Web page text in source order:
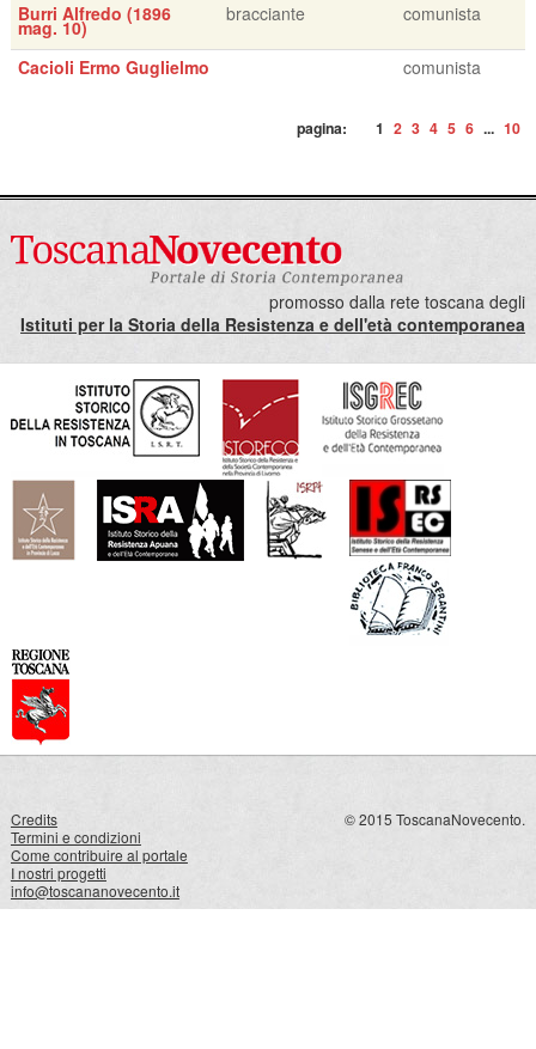
Burri Alfredo (1896
mag. 10)
bracciante comunista
Cacioli Ermo Guglielmo comunista
pagina: 1 2 3 4 5 6 ... 10
promosso dalla rete toscana degli
Istituti per la Storia della Resistenza e dell'età contemporanea
Credits
Termini e condizioni
Come contribuire al portale
I nostri progetti
info@toscananovecento.it
© 2015 ToscanaNovecento.